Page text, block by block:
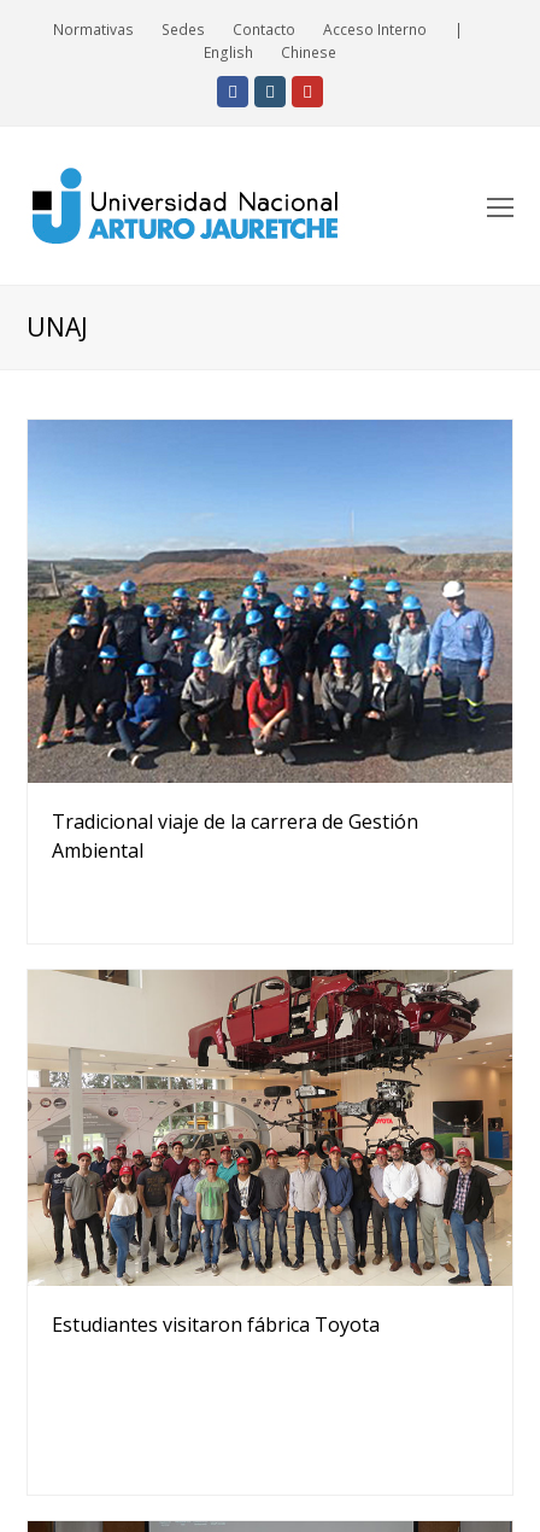
Normativas Sedes Contacto Acceso Interno
|
English
Chinese
FacebookInstagram
UNAJ
Tradicional viaje de la carrera de Gestión
Ambiental
Estudiantes visitaron fábrica Toyota